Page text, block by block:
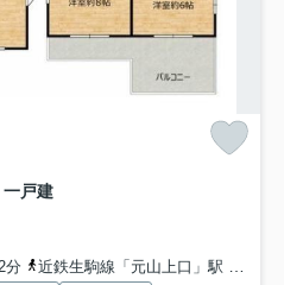
戸建
分
近鉄生駒線「元山上口」駅 徒歩22分